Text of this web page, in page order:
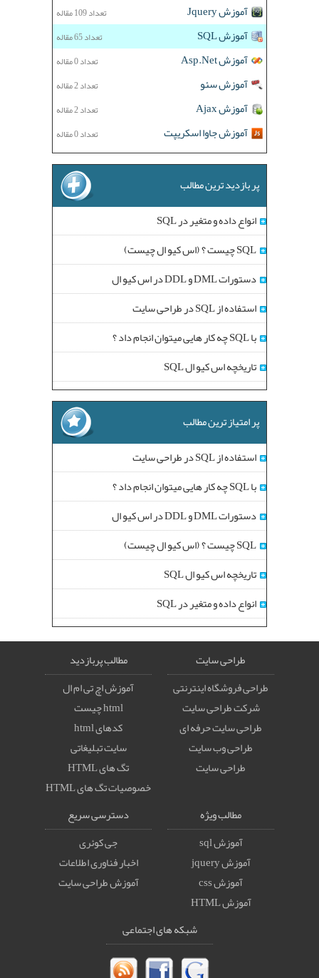
آموزش Jquery تعداد 109 مقاله
آموزش SQL تعداد 65 مقاله
آموزش Asp.Net تعداد 0 مقاله
آموزش سئو تعداد 2 مقاله
آموزش Ajax تعداد 2 مقاله
آموزش جاوا اسکریپت تعداد 0 مقاله
پر بازدید ترین مطالب
انواع داده و متغیر در SQL
SQL چیست ؟ (اس کیو ال چیست)
دستورات DML و DDL در اس کیو ال
استفاده از SQL در طراحی سایت
با SQL چه کار هایی میتوان انجام داد ؟
تاریخچه اس کیو ال SQL
پر امتیاز ترین مطالب
استفاده از SQL در طراحی سایت
با SQL چه کار هایی میتوان انجام داد ؟
دستورات DML و DDL در اس کیو ال
SQL چیست ؟ (اس کیو ال چیست)
تاریخچه اس کیو ال SQL
انواع داده و متغیر در SQL
طراحی سایت
طراحی فروشگاه اینترنتی
شرکت طراحی سایت
طراحی سایت حرفه ای
طراحی وب سایت
طراحی سایت
مطالب پربازدید
آموزش اچ تی ام ال
html چیست
کدهای html
سایت تبلیغاتی
تگ های HTML
خصوصيات تگ های HTML
مطالب ویژه
آموزش sql
آموزش jquery
آموزش css
آموزش HTML
دسترسی سریع
جی کوئری
اخبار فناوری اطلاعات
آموزش طراحی سایت
شبکه های اجتماعی